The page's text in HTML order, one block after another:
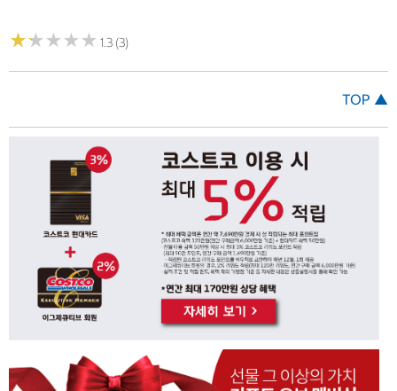
★★★★★
★★★★★ 1.3 (3)
TOP ▲